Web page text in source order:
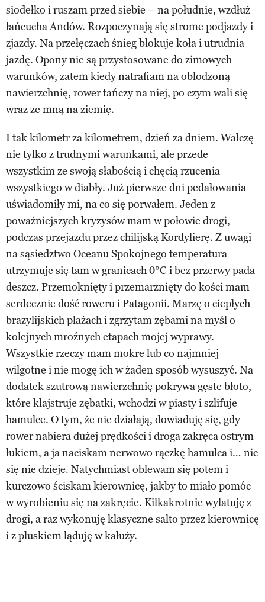
siodełko i ruszam przed siebie – na południe, wzdłuż
łańcucha Andów. Rozpoczynają się strome podjazdy i
zjazdy. Na przełęczach śnieg blokuje koła i utrudnia
jazdę. Opony nie są przystosowane do zimowych
warunków, zatem kiedy natrafiam na oblodzoną
nawierzchnię, rower tańczy na niej, po czym wali się
wraz ze mną na ziemię.
I tak kilometr za kilometrem, dzień za dniem. Walczę
nie tylko z trudnymi warunkami, ale przede
wszystkim ze swoją słabością i chęcią rzucenia
wszystkiego w diabły. Już pierwsze dni pedałowania
uświadomiły mi, na co się porwałem. Jeden z
poważniejszych kryzysów mam w połowie drogi,
podczas przejazdu przez chilijską Kordylierę. Z uwagi
na sąsiedztwo Oceanu Spokojnego temperatura
utrzymuje się tam w granicach 0°C i bez przerwy pada
deszcz. Przemoknięty i przemarznięty do kości mam
serdecznie dość roweru i Patagonii. Marzę o ciepłych
brazylijskich plażach i zgrzytam zębami na myśl o
kolejnych mroźnych etapach mojej wyprawy.
Wszystkie rzeczy mam mokre lub co najmniej
wilgotne i nie mogę ich w żaden sposób wysuszyć. Na
dodatek szutrową nawierzchnię pokrywa gęste błoto,
które klajstruje zębatki, wchodzi w piasty i szlifuje
hamulce. O tym, że nie działają, dowiaduję się, gdy
rower nabiera dużej prędkości i droga zakręca ostrym
łukiem, a ja naciskam nerwowo rączkę hamulca i… nic
się nie dzieje. Natychmiast oblewam się potem i
kurczowo ściskam kierownicę, jakby to miało pomóc
w wyrobieniu się na zakręcie. Kilkakrotnie wylatuję z
drogi, a raz wykonuję klasyczne salto przez kierownicę
i z pluskiem ląduję w kałuży.